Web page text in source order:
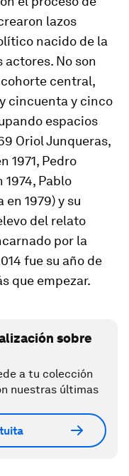
lazos
nacido de la
No son
central,
cincuenta y cinco
espacios
Oriol Junqueras,
1971, Pedro
1974, Pablo
1979) y su
del relato
por la
fue su año de
que empezar.
sobre
a tu colección
nuestras últimas